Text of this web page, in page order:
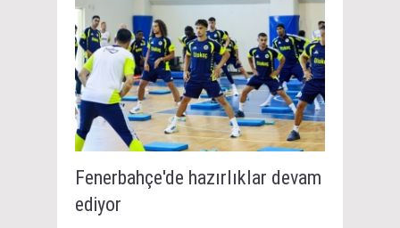
Fenerbahçe'de hazırlıklar devam
ediyor